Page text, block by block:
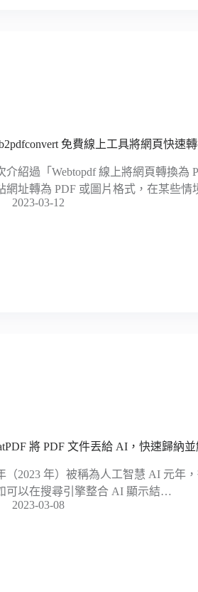
免費線上工具將網頁快速
介紹過「Webtopdf 線上將網頁轉換
網址轉為 PDF 或圖片格式，在某些情
2023-03-12
將 PDF 文件丟給 AI，快速歸納
（2023 年）被稱為人工智慧 AI 元年
可以在搜尋引擎整合 AI 顯示結…
2023-03-08